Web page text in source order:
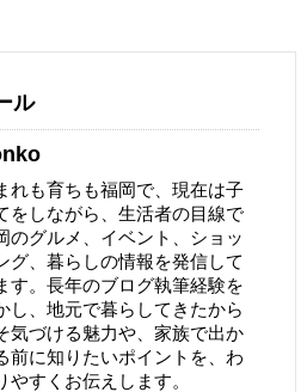
ル
れも育ちも福岡で、現在は子
をしながら、生活者の目線で
のグルメ、イベント、ショッ
グ、暮らしの情報を発信して
す。長年のブログ執筆経験を
し、地元で暮らしてきたから
気づける魅力や、家族で出か
前に知りたいポイントを、わ
やすくお伝えします。